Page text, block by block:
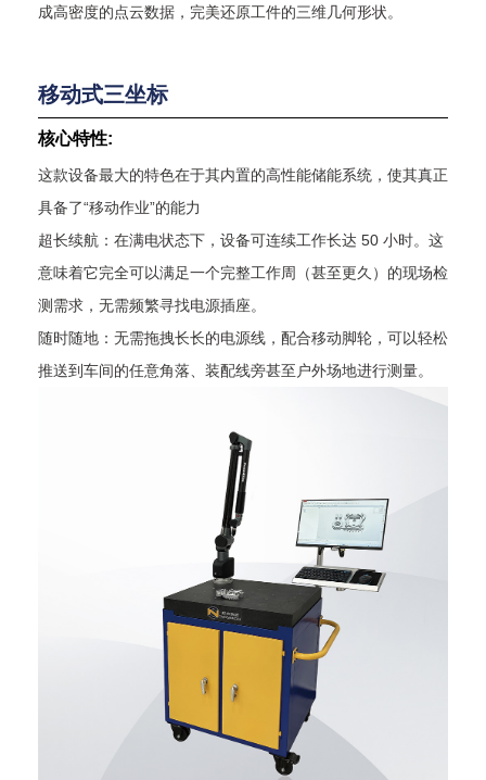
成高密度的点云数据，完美还原工件的三维几何形状。
移动式三坐标
核心特性:
这款设备最大的特色在于其内置的高性能储能系统，使其真正
具备了“移动作业”的能力
超长续航：在满电状态下，设备可连续工作长达 50 小时。这
意味着它完全可以满足一个完整工作周（甚至更久）的现场检
测需求，无需频繁寻找电源插座。
随时随地：无需拖拽长长的电源线，配合移动脚轮，可以轻松
推送到车间的任意角落、装配线旁甚至户外场地进行测量。